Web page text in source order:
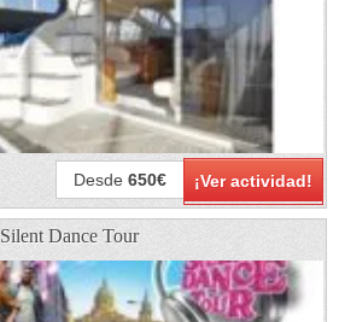
¡Ver actividad!
Desde 650€
Silent Dance Tour